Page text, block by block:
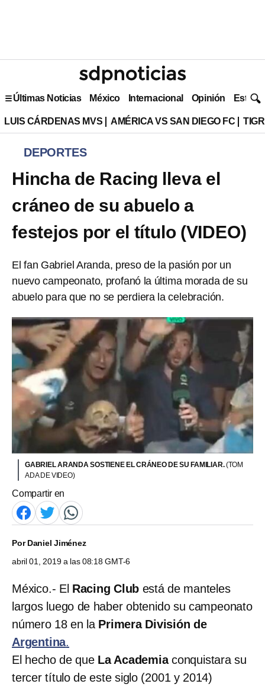
Últimas Noticias México Internacional Opinión Estilo
LUIS CÁRDENAS MVS AMÉRICA VS SAN DIEGO FC
DEPORTES
Hincha de Racing lleva el
cráneo de su abuelo a
festejos por el título (VIDEO)
El fan Gabriel Aranda, preso de la pasión por un
nuevo campeonato, profanó la última morada de su
abuelo para que no se perdiera la celebración.
GABRIEL ARANDA SOSTIENE EL CRÁNEO DE SU FAMILIAR.(TOM
ADA DE VIDEO)
Compartir en
PorDaniel Jiménez
abril 01, 2019 a las 08:18 GMT-6
México.- El Racing Club está de manteles
largos luego de haber obtenido su campeonato
número 18 en la Primera División de
Argentina.
El hecho de queLa Academiaconquistara su
tercer título de este siglo (2001 y 2014)